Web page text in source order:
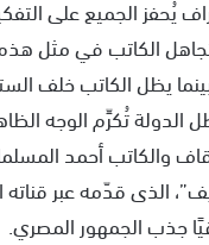
يُحفز الجميع على
الكاتب في مثل هذه
يظل الكاتب خلف
الدولة تُكرِّم الوجه
والكاتب أحمد
الذى قدّمه عبر
جذب الجمهور المصري.